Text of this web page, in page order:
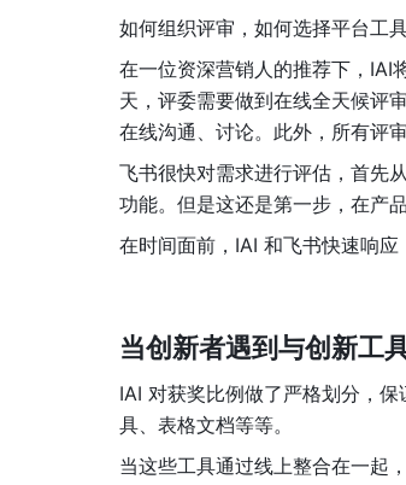
如何组织评审，如何选择平台工
在一位资深营销人的推荐下，IAI
天，评委需要做到在线全天候评
在线沟通、讨论。此外，所有评
飞书很快对需求进行评估，首先
功能。但是这还是第一步，在产
在时间面前，IAI 和飞书快速响应
当创新者遇到与创新工
IAI 对获奖比例做了严格划分，
具、表格文档等等。
当这些工具通过线上整合在一起